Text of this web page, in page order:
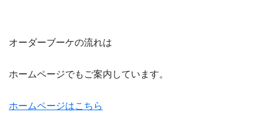
オーダーブーケの流れは
ホームページでもご案内しています。
ホームページはこちら